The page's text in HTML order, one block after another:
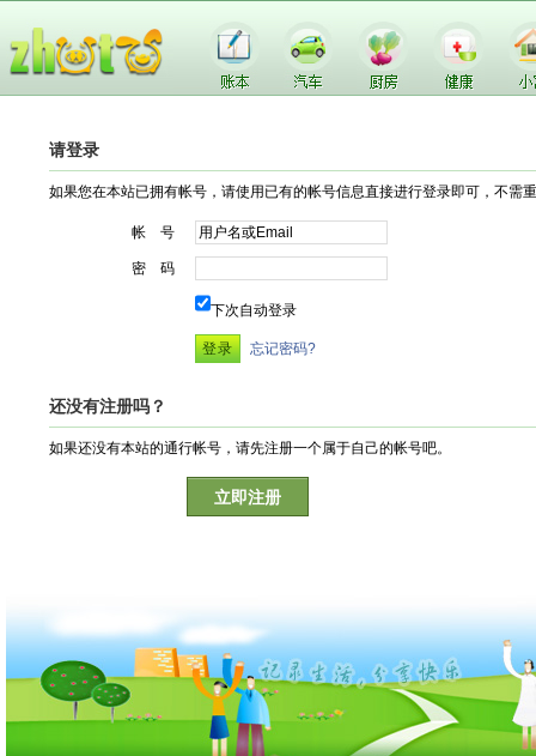
请登录
如果您在本站已拥有帐号，请使用已有的帐号信息直接进行登录即可，不需
帐 号
密 码
下次自动登录
忘记密码?
还没有注册吗？
如果还没有本站的通行帐号，请先注册一个属于自己的帐号吧。
立即注册